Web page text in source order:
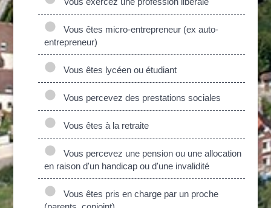
Vous êtes micro-entrepreneur (ex auto-
entrepreneur)
Vous êtes lycéen ou étudiant
Vous percevez des prestations sociales
Vous êtes à la retraite
Vous percevez une pension ou une allocation
en raison d'un handicap ou d'une invalidité
Vous êtes pris en charge par un proche